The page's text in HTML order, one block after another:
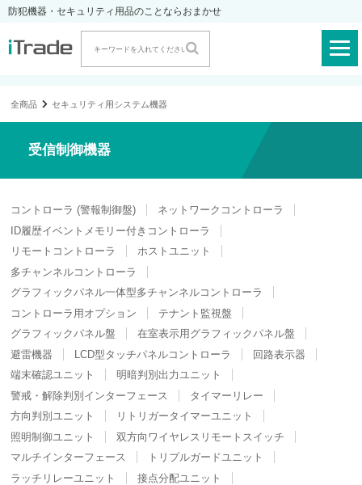
防犯機器・セキュリティ用品のことならおまかせ
全商品 セキュリティ用システム機器
受信制御機器
コントローラ (警報制御盤)
ネットワークコントローラ
ID履歴イベントメモリー付きコントローラ
リモートコントローラ
ホストユニット
多チャンネルコントローラ
グラフィックパネル一体型多チャンネルコントローラ
コントローラ用オプション
テナント監視盤
グラフィックパネル盤
在室表示用グラフィックパネル盤
避雷機器
LCD型タッチパネルコントローラ
回路表示器
端末確認ユニット
明暗判別出力ユニット
警戒・解除判別インターフェース
タイマーリレー
方向判別ユニット
リトリガータイマーユニット
照明制御ユニット
双方向ワイヤレスリモートスイッチ
マルチインターフェース
トリプルガードユニット
ラッチリレーユニット
接点分配ユニット